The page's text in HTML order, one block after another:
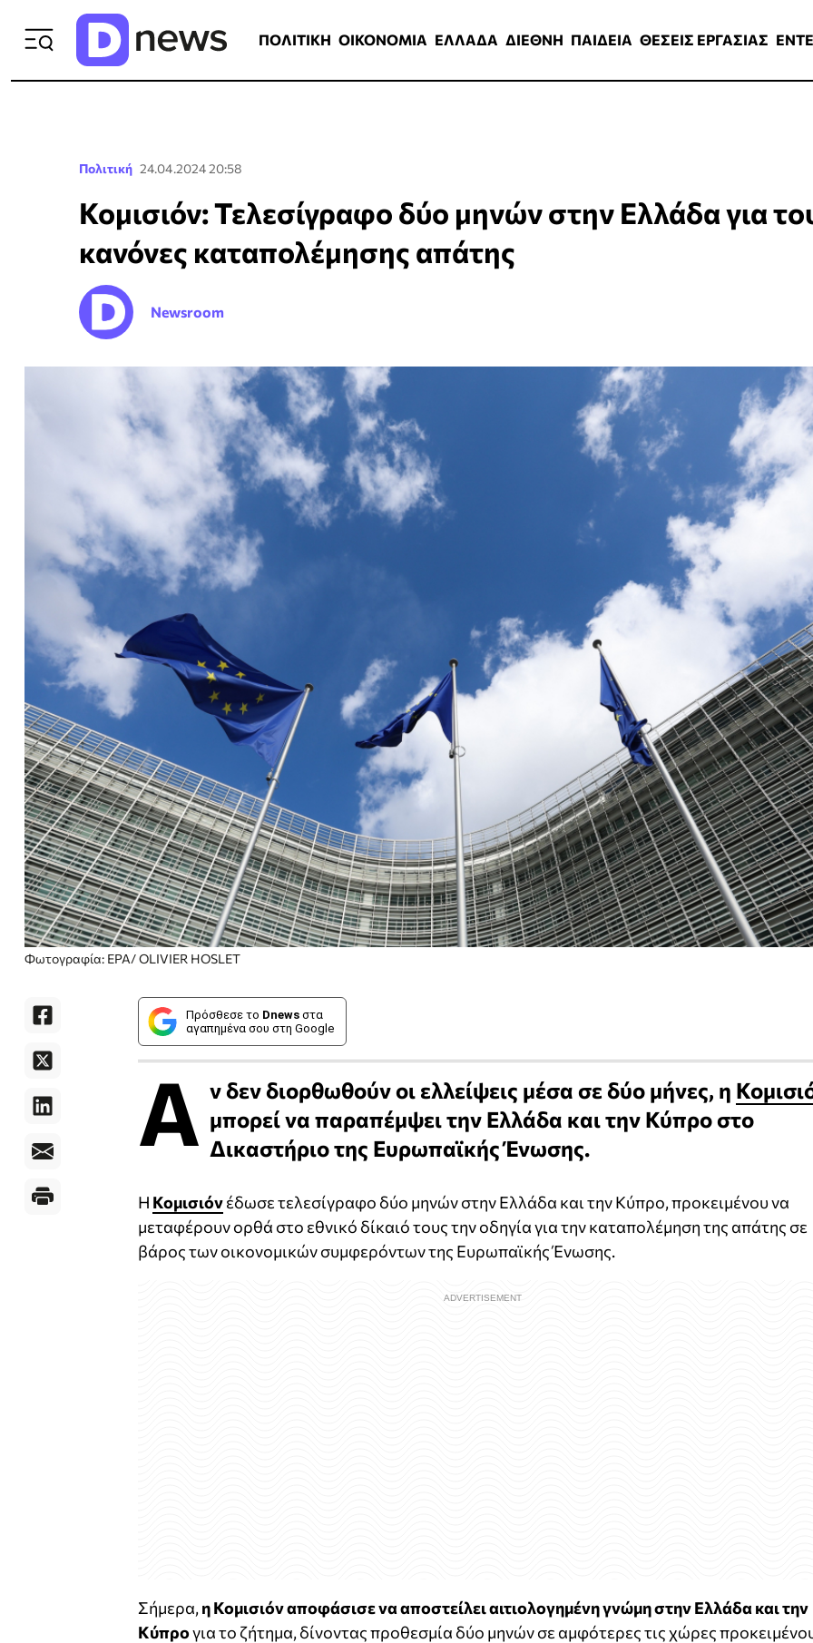
ΠΟΛΙΤΙΚΗ ΟΙΚΟΝΟΜΙΑ ΕΛΛΑΔΑ ΔΙΕΘΝΗ ΠΑΙΔΕΙΑ ΘΕΣΕΙΣ ΕΡΓΑΣΙΑΣ
Πολιτική 24.04.2024 20:58
Κομισιόν: Τελεσίγραφο δύο μηνών στην Ελλάδα για
κανόνες καταπολέμησης απάτης
Newsroom
Φωτογραφία: EPA/ OLIVIER HOSLET
Πρόσθεσε το Dnews στα
αγαπημένα σου στη Google
Α ν δεν διορθωθούν οι ελλείψεις μέσα σε δύο μήνες, η
μπορεί να παραπέμψει την Ελλάδα και την Κύπρο στο
Δικαστήριο της Ευρωπαϊκής Ένωσης.
Η Κομισιόνέδωσε τελεσίγραφο δύο μηνών στην Ελλάδα και την Κύπρο, προκειμένου να
μεταφέρουν ορθά στο εθνικό δίκαιό τους την οδηγία για την καταπολέμηση της απάτης σε
βάρος των οικονομικών συμφερόντων της Ευρωπαϊκής Ένωσης.
Σήμερα, η Κομισιόν αποφάσισε να αποστείλει αιτιολογημένη γνώμη στην Ελλάδα και την
Κύπρογια το ζήτημα, δίνοντας προθεσμία δύο μηνών σε αμφότερες τις χώρες